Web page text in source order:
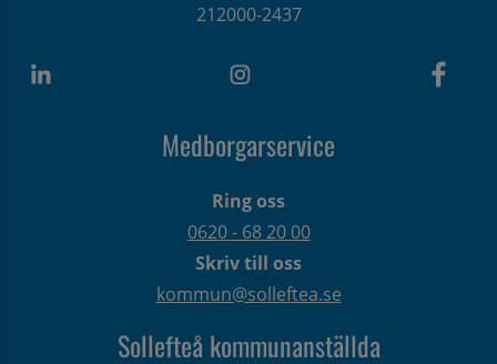
212000-2437
Medborgarservice
Ring oss
0620 - 68 20 00
Skriv till oss
kommun@solleftea.se
Sollefteå kommunanställda